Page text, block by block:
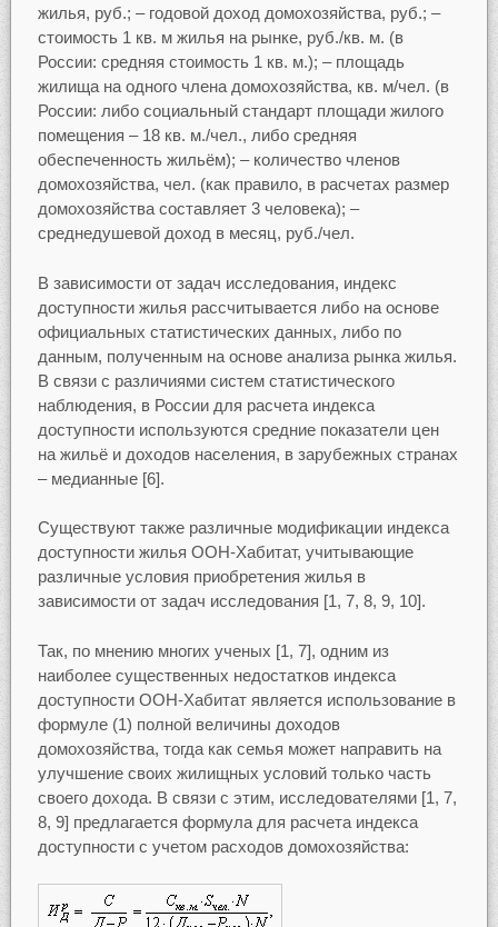
жилья, руб.; – годовой доход домохозяйства, руб.; –
стоимость 1 кв. м жилья на рынке, руб./кв. м. (в
России: средняя стоимость 1 кв. м.); – площадь
жилища на одного члена домохозяйства, кв. м/чел. (в
России: либо социальный стандарт площади жилого
помещения – 18 кв. м./чел., либо средняя
обеспеченность жильём); – количество членов
домохозяйства, чел. (как правило, в расчетах размер
домохозяйства составляет 3 человека); –
среднедушевой доход в месяц, руб./чел.
В зависимости от задач исследования, индекс
доступности жилья рассчитывается либо на основе
официальных статистических данных, либо по
данным, полученным на основе анализа рынка жилья.
В связи с различиями систем статистического
наблюдения, в России для расчета индекса
доступности используются средние показатели цен
на жильё и доходов населения, в зарубежных странах
– медианные [6].
Существуют также различные модификации индекса
доступности жилья ООН-Хабитат, учитывающие
различные условия приобретения жилья в
зависимости от задач исследования [1, 7, 8, 9, 10].
Так, по мнению многих ученых [1, 7], одним из
наиболее существенных недостатков индекса
доступности ООН-Хабитат является использование в
формуле (1) полной величины доходов
домохозяйства, тогда как семья может направить на
улучшение своих жилищных условий только часть
своего дохода. В связи с этим, исследователями [1, 7,
8, 9] предлагается формула для расчета индекса
доступности с учетом расходов домохозяйства: